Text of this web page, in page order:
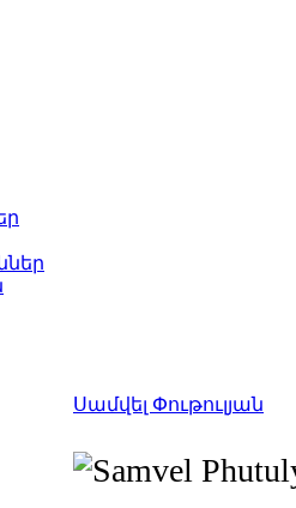
Սամվել Փութուլյան